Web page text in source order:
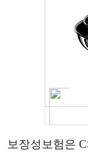
보장성보험은